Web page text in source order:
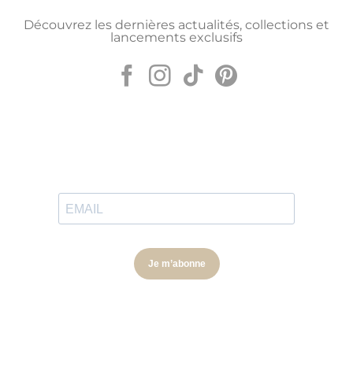
Découvrez les dernières actualités, collections et
lancements exclusifs